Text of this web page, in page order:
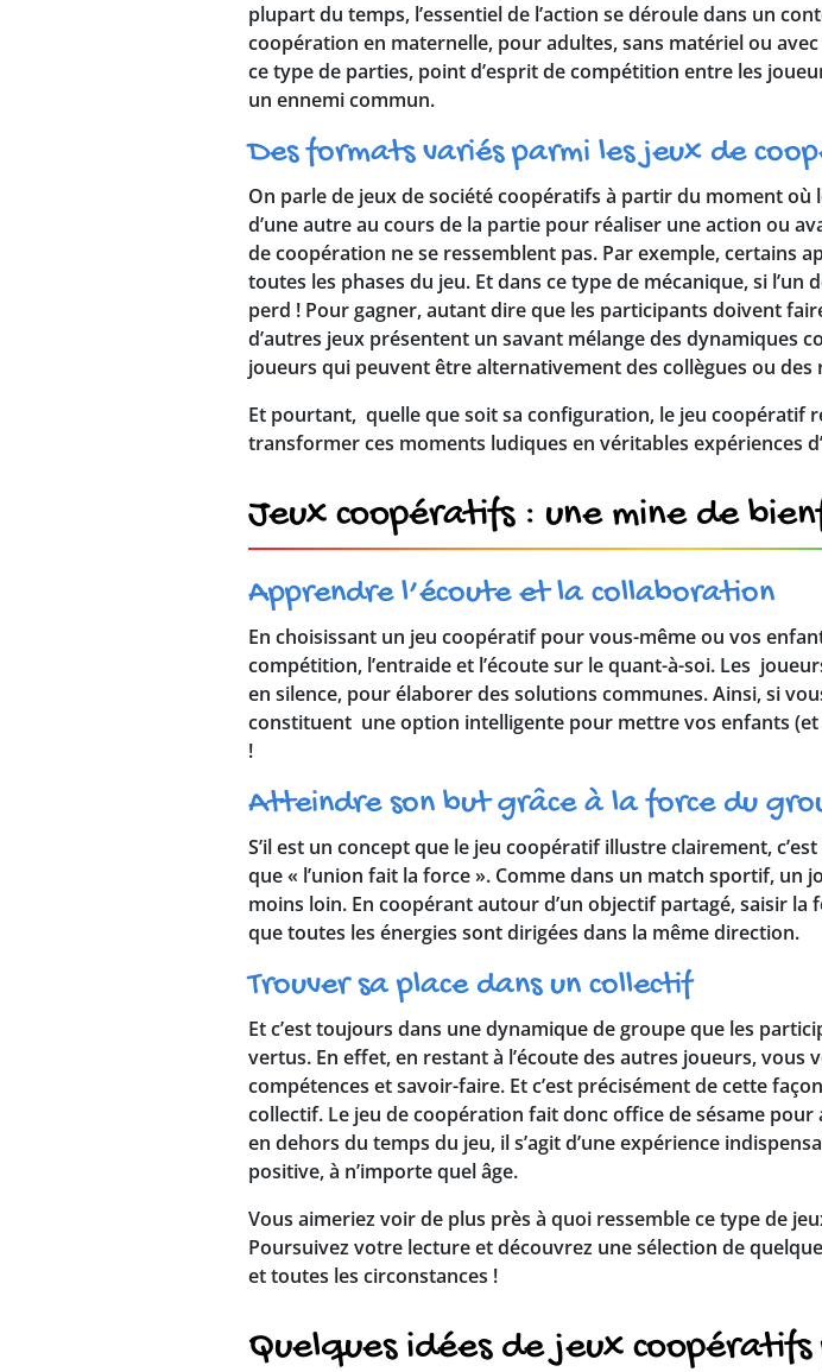
plupart du temps, l’essentiel de l’action se déroule dans un
coopération en maternelle, pour adultes, sans matériel ou
ce type de parties, point d’esprit de compétition entre les
un ennemi commun.
Des formats variés parmi les jeux de
On parle de jeux de société coopératifs à partir du moment où
d’une autre au cours de la partie pour réaliser une action ou
de coopération ne se ressemblent pas. Par exemple, certains
toutes les phases du jeu. Et dans ce type de mécanique, si
perd ! Pour gagner, autant dire que les participants doivent
d’autres jeux présentent un savant mélange des dynamiques
joueurs qui peuvent être alternativement des collègues ou des
Et pourtant, quelle que soit sa configuration, le jeu coopératif
transformer ces moments ludiques en véritables expériences
Jeux coopératifs : une mine de
Apprendre l’écoute et la collaboration
En choisissant un jeu coopératif pour vous-même ou vos
compétition, l’entraide et l’écoute sur le quant-à-soi. Les
en silence, pour élaborer des solutions communes. Ainsi, si
constituent une option intelligente pour mettre vos enfants (et
!
Atteindre son but grâce à la force du
S’il est un concept que le jeu coopératif illustre clairement,
que « l’union fait la force ». Comme dans un match sportif,
moins loin. En coopérant autour d’un objectif partagé, saisir
que toutes les énergies sont dirigées dans la même direction.
Trouver sa place dans un collectif
Et c’est toujours dans une dynamique de groupe que les
vertus. En effet, en restant à l’écoute des autres joueurs,
compétences et savoir-faire. Et c’est précisément de cette
collectif. Le jeu de coopération fait donc office de sésame
en dehors du temps du jeu, il s’agit d’une expérience
positive, à n’importe quel âge.
Vous aimeriez voir de plus près à quoi ressemble ce type de
Poursuivez votre lecture et découvrez une sélection de
et toutes les circonstances !
Quelques idées de jeux